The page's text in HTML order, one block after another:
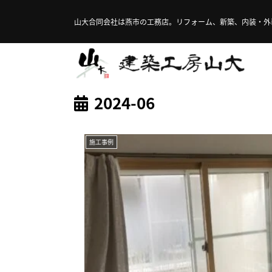
山大合同会社は燕市の工務店。リフォーム、新築、内装・
2024-06
施工事例